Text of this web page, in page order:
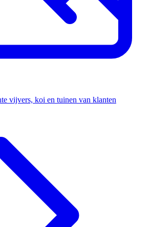
vijvers, koi en tuinen van klanten